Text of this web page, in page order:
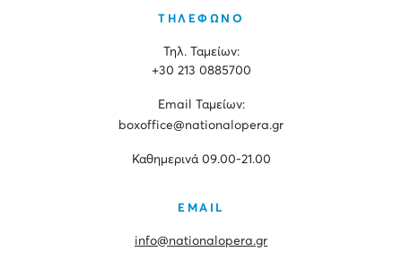
ΤΗΛΕΦΩΝΟ
Τηλ. Ταμείων:
+30 213 0885700
Εmail Ταμείων:
boxoffice@nationalopera.gr
Καθημερινά 09.00-21.00
EMAIL
info@nationalopera.gr